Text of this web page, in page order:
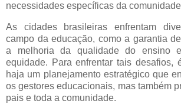
necessidades específicas da
As cidades brasileiras enfrentam
campo da educação, como a garantia
a melhoria da qualidade do ensino
equidade. Para enfrentar tais desafios,
haja um planejamento estratégico que
os gestores educacionais, mas também
pais e toda a comunidade.